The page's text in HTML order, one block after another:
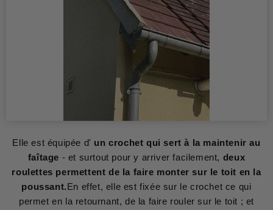
Elle est équipée d' un crochet qui sert à la maintenir au
faîtage - et surtout pour y arriver facilement, deux
roulettes permettent de la faire monter sur le toit en la
poussant.En effet, elle est fixée sur le crochet ce qui
permet en la retournant, de la faire rouler sur le toit ; et